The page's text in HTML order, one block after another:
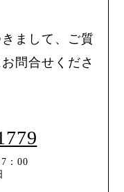
まして、ご質
問合せくださ
：00